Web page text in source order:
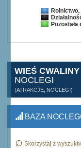
Pozostała
WIEŚ
NOCLEGI
(ATRAKCJE, NOCLEGI)
BAZA
Skorzystaj z